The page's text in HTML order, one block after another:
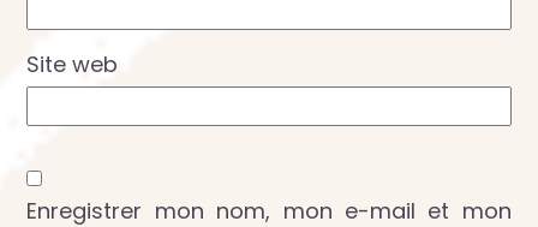
Site web
Enregistrer mon nom, mon e-mail et mon